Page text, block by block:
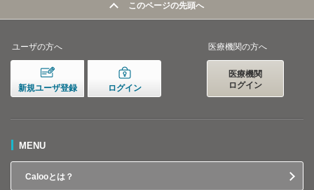
このページの先頭へ
ユーザの方へ
新規ユーザ登録 ログイン
医療機関の方へ
医療機関
ログイン
MENU
Calooとは？